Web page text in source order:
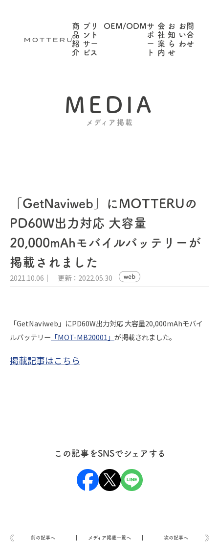
商
品
紹
介
プリ
ント
サー
ビス
OEM/ODMサ
ポ
ー
ト
会
社
案
内
お
知
ら
せ
お問
い合
わせ
MEDIA
メディア掲載
2021.10.06 更新：2022.05.30 web
「GetNaviweb」にMOTTERUの
PD60W出力対応 大容量
20,000mAhモバイルバッテリーが
掲載されました
「GetNaviweb」にPD60W出力対応 大容量20,000mAhモバイ
ルバッテリー 「MOT-MB20001」 が掲載されました。
掲載記事はこちら
この記事をSNSでシェアする
前の記事へ メディア掲載一覧へ 次の記事へ